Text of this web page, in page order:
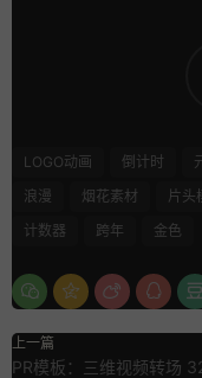
LOGO动画 倒计时
浪漫
烟花素材 片头
计数器
跨年 金色
上一篇
PR模板：三维视频转场